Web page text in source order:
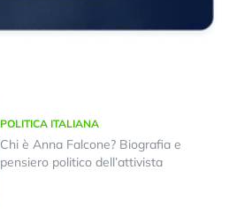
POLITICA ITALIANA
Chi è Anna Falcone? Biografia e
pensiero politico dell’attivista